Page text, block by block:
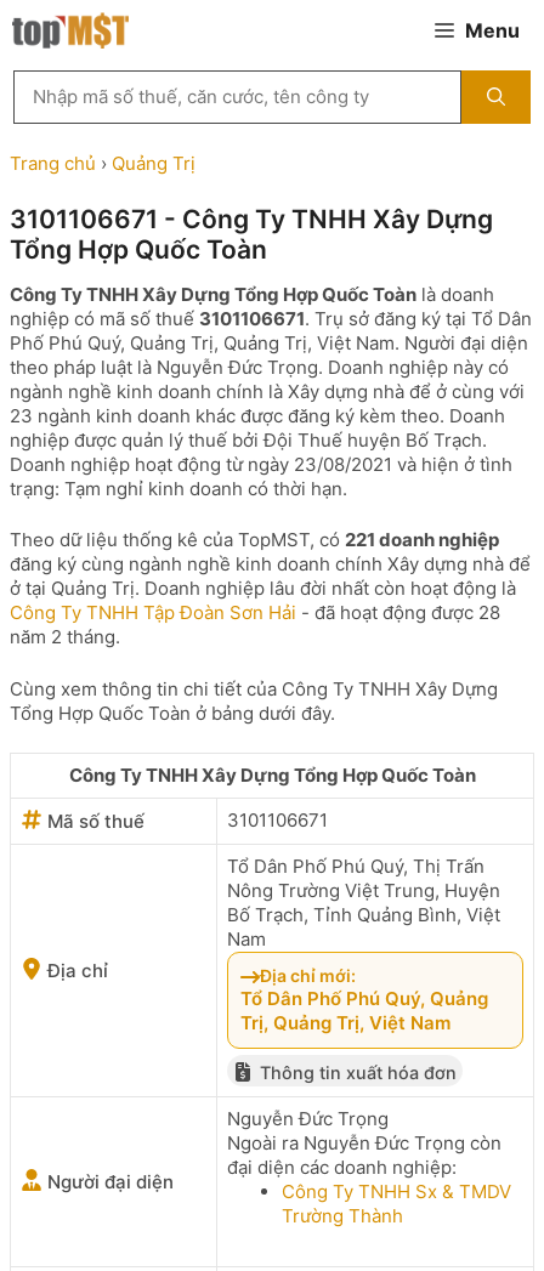
Chuyển
đến
Menu
kiếm
MST
theo
tên
ty,
người
diện
hoặc
mã
số
thuế
...
Trang chủ › Quảng Trị
3101106671 - Công Ty TNHH Xây Dựng
Tổng Hợp Quốc Toàn
Công Ty TNHH Xây Dựng Tổng Hợp Quốc Toàn là doanh
nghiệp có mã số thuế 3101106671. Trụ sở đăng ký tại Tổ Dân
Phố Phú Quý, Quảng Trị, Quảng Trị, Việt Nam. Người đại diện
theo pháp luật là Nguyễn Đức Trọng. Doanh nghiệp này có
ngành nghề kinh doanh chính là Xây dựng nhà để ở cùng với
23 ngành kinh doanh khác được đăng ký kèm theo. Doanh
nghiệp được quản lý thuế bởi Đội Thuế huyện Bố Trạch.
Doanh nghiệp hoạt động từ ngày 23/08/2021 và hiện ở tình
trạng: Tạm nghỉ kinh doanh có thời hạn.
Theo dữ liệu thống kê của TopMST, có 221 doanh nghiệp
đăng ký cùng ngành nghề kinh doanh chính Xây dựng nhà để
ở tại Quảng Trị. Doanh nghiệp lâu đời nhất còn hoạt động là
Công Ty TNHH Tập Đoàn Sơn Hải - đã hoạt động được 28
năm 2 tháng.
Cùng xem thông tin chi tiết của Công Ty TNHH Xây Dựng
Tổng Hợp Quốc Toàn ở bảng dưới đây.
Công Ty TNHH Xây Dựng Tổng Hợp Quốc Toàn
Mã số thuế
3101106671
Địa chỉ
Tổ Dân Phố Phú Quý, Thị Trấn
Nông Trường Việt Trung, Huyện
Bố Trạch, Tỉnh Quảng Bình, Việt
Nam
Địa chỉ mới:
Tổ Dân Phố Phú Quý, Quảng
Trị, Quảng Trị, Việt Nam
Thông tin xuất hóa đơn
Người đại diện
Nguyễn Đức Trọng
Ngoài ra Nguyễn Đức Trọng còn
đại diện các doanh nghiệp:
Công Ty TNHH Sx & TMDV
Trường Thành